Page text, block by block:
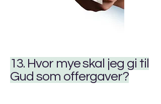
13. Hvor mye skal jeg gi til
Gud som offergaver?